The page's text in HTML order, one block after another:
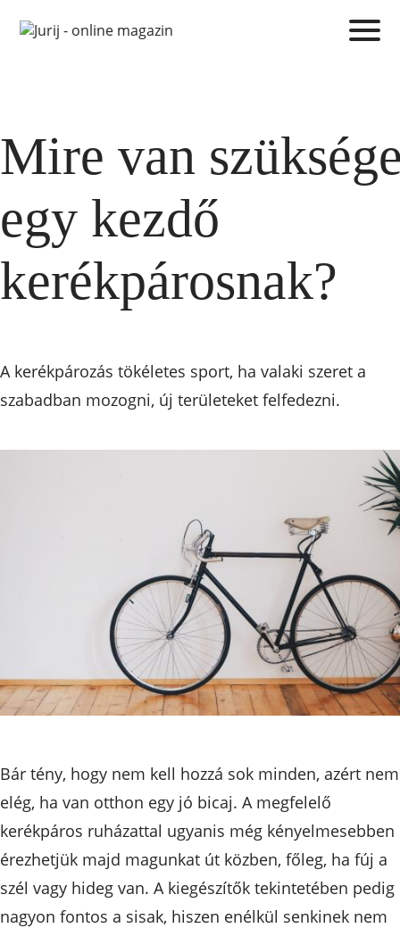
Mire van
egy kezdő
kerékpárosnak?
A kerékpározás tökéletes sport, ha valaki szeret a
szabadban mozogni, új területeket felfedezni.
Bár tény, hogy nem kell hozzá sok minden, azért nem
elég, ha van otthon egy jó bicaj. A megfelelő
kerékpáros ruházattal ugyanis még kényelmesebben
érezhetjük majd magunkat út közben, főleg, ha fúj a
szél vagy hideg van. A kiegészítők tekintetében pedig
nagyon fontos a sisak, hiszen enélkül senkinek nem